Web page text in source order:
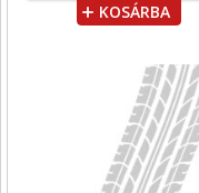
KOSÁRBA